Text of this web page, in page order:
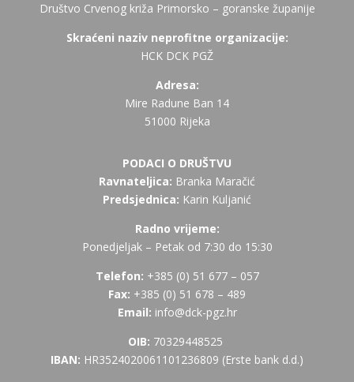
Društvo Crvenog križa Primorsko – goranske županije
Skraćeni naziv neprofitne organizacije:
HCK DCK PGŽ
Adresa:
Mire Radune Ban 14
51000 Rijeka
PODACI O DRUŠTVU
Ravnateljica: Branka Maračić
Predsjednica: Karin Kuljanić
Radno vrijeme:
Ponedjeljak – Petak od 7:30 do 15:30
Telefon: +385 (0) 51 677 – 057
Fax: +385 (0) 51 678 – 489
Email: info@dck-pgz.hr
OIB: 70329448525
IBAN: HR3524020061101236809 (Erste bank d.d.)